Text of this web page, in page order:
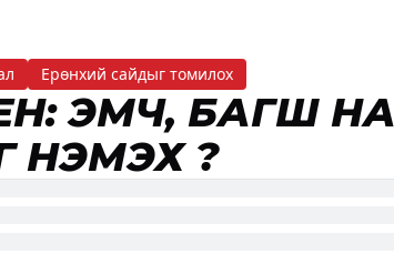
Ерөнхий сайдыг томилох
ЭМЧ, БАГШ
ҮҮ?